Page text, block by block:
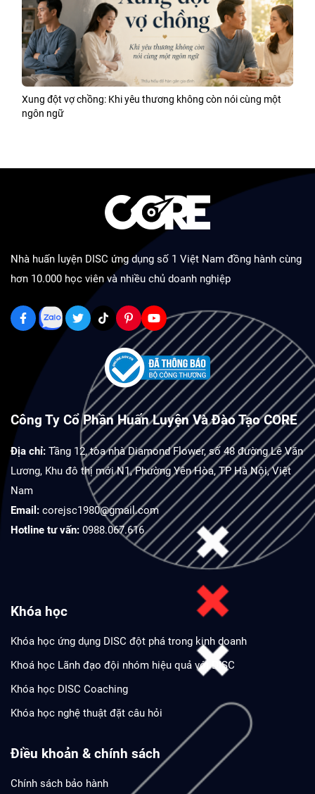
Xung đột vợ chồng: Khi yêu thương không còn nói cùng một
ngôn ngữ
Nhà huấn luyện DISC ứng dụng số 1 Việt Nam đồng hành cùng
hơn 10.000 học viên và nhiều chủ doanh nghiệp
Công Ty Cổ Phần Huấn Luyện Và Đào Tạo CORE
Địa chỉ: Tầng 12, tòa nhà Diamond Flower, số 48 đường Lê Văn
Lương, Khu đô thị mới N1, Phường Yên Hòa, TP Hà Nội, Việt
Nam
Email: corejsc1980@gmail.com
Hotline tư vấn: 0988.067.616
Khóa học
Khóa học ứng dụng DISC đột phá trong kinh doanh
Khoá học Lãnh đạo đội nhóm hiệu quả với DISC
Khóa học DISC Coaching
Khóa học nghệ thuật đặt câu hỏi
Điều khoản & chính sách
Chính sách bảo hành